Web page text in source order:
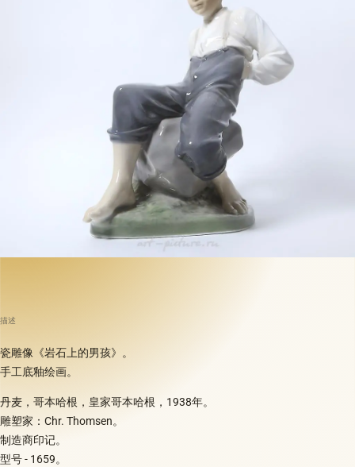
描述
瓷雕像《岩石上的男孩》。
手工底釉绘画。
丹麦，哥本哈根，皇家哥本哈根，1938年。
雕塑家：Chr. Thomsen。
制造商印记。
型号 - 1659。